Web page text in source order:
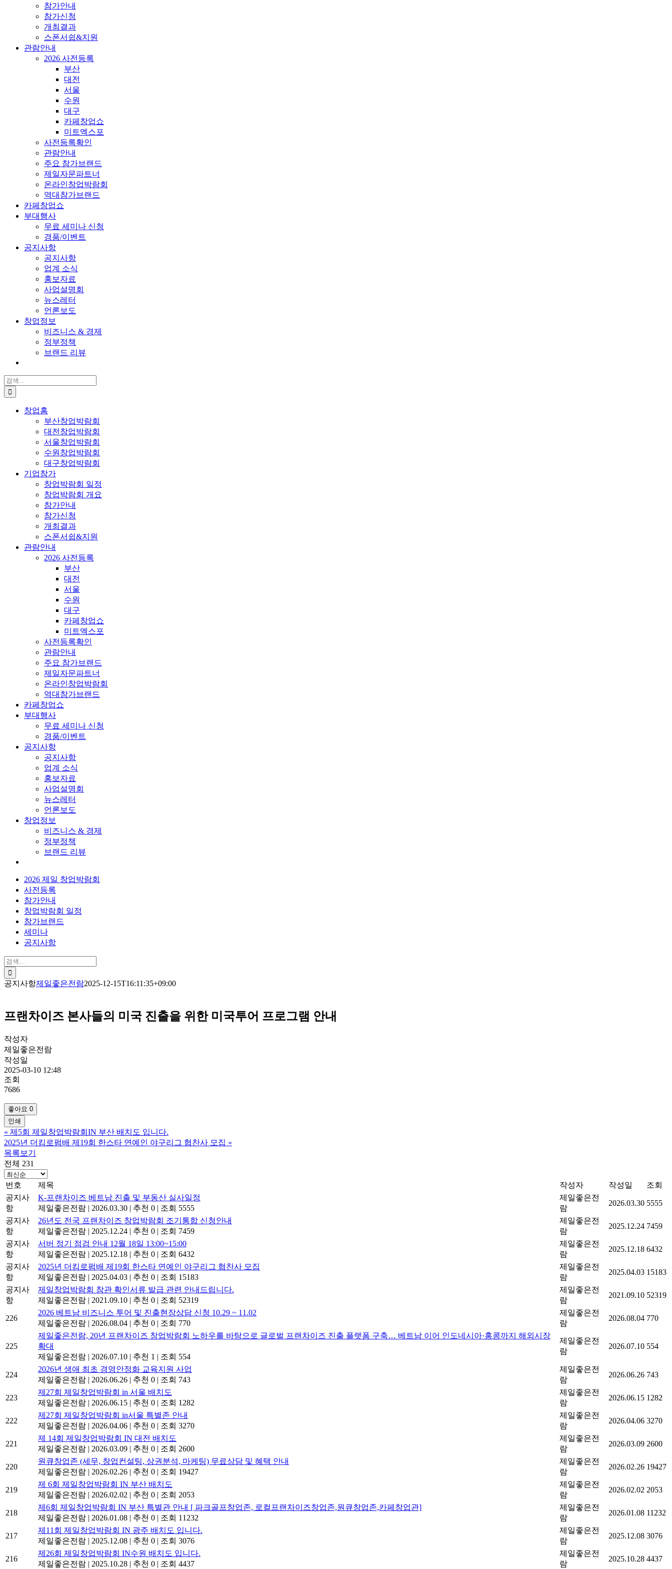
참가안내
참가신청
개최결과
스폰서쉽&지원
관람안내
2026 사전등록
부산
대전
서울
수원
대구
카페창업쇼
미트엑스포
사전등록확인
관람안내
주요 참가브랜드
제일자문파트너
온라인창업박람회
역대참가브랜드
카페창업쇼
부대행사
무료 세미나 신청
경품/이벤트
공지사항
공지사항
업계 소식
홍보자료
사업설명회
뉴스레터
언론보도
창업정보
비즈니스 & 경제
정부정책
브랜드 리뷰
검
색:
창업홈
부산창업박람회
대전창업박람회
서울창업박람회
수원창업박람회
대구창업박람회
기업참가
창업박람회 일정
창업박람회 개요
참가안내
참가신청
개최결과
스폰서쉽&지원
관람안내
2026 사전등록
부산
대전
서울
수원
대구
카페창업쇼
미트엑스포
사전등록확인
관람안내
주요 참가브랜드
제일자문파트너
온라인창업박람회
역대참가브랜드
카페창업쇼
부대행사
무료 세미나 신청
경품/이벤트
공지사항
공지사항
업계 소식
홍보자료
사업설명회
뉴스레터
언론보도
창업정보
비즈니스 & 경제
정부정책
브랜드 리뷰
2026 제일 창업박람회
사전등록
참가안내
창업박람회 일정
참가브랜드
세미나
공지사항
검
색:
공지사항제일좋은전람2025-12-15T16:11:35+09:00
프랜차이즈 본사들의 미국 진출을 위한 미국투어 프로그램 안내
작성자
제일좋은전람
작성일
2025-03-10 12:48
조회
7686
좋아요 0
인쇄
« 제5회 제일창업박람회IN 부산 배치도 입니다.
2025년 더킴로펌배 제19회 한스타 연예인 야구리그 협찬사 모집 »
목록보기
전체 231
번호 제목 작성자 작성일
조회
공지사
항
K-프랜차이즈 베트남 진출 및 부동산 실사일정
제일좋은전람 | 2026.03.30 | 추천 0 | 조회 5555
제일좋은전
람
2026.03.30 5555
공지사
항
26년도 전국 프랜차이즈 창업박람회 조기통합 신청안내
제일좋은전람 | 2025.12.24 | 추천 0 | 조회 7459
제일좋은전
람
2025.12.24 7459
공지사
항
서버 정기 점검 안내 12월 18일 13:00~15:00
제일좋은전람 | 2025.12.18 | 추천 0 | 조회 6432
제일좋은전
람
2025.12.18 6432
공지사
항
2025년 더킴로펌배 제19회 한스타 연예인 야구리그 협찬사 모집
제일좋은전람 | 2025.04.03 | 추천 0 | 조회 15183
제일좋은전
람
2025.04.03 15183
공지사
항
제일창업박람회 참관 확인서류 발급 관련 안내드립니다.
제일좋은전람 | 2021.09.10 | 추천 0 | 조회 52319
제일좋은전
람
2021.09.10 52319
226
2026 베트남 비즈니스 투어 및 진출현장상담 신청 10.29 ~ 11.02
제일좋은전람 | 2026.08.04 | 추천 0 | 조회 770
제일좋은전
람
2026.08.04 770
225
제일좋은전람, 20년 프랜차이즈 창업박람회 노하우를 바탕으로 글로벌 프랜차이즈 진출 플랫폼 구축… 베트남 이어 인도네시아·홍콩까지 해외시장
확대
제일좋은전람 | 2026.07.10 | 추천 1 | 조회 554
제일좋은전
람
2026.07.10 554
224
2026년 생애 최초 경영안정화 교육지원 사업
제일좋은전람 | 2026.06.26 | 추천 0 | 조회 743
제일좋은전
람
2026.06.26 743
223
제27회 제일창업박람회 in 서울 배치도
제일좋은전람 | 2026.06.15 | 추천 0 | 조회 1282
제일좋은전
람
2026.06.15 1282
222
제27회 제일창업박람회 in서울 특별존 안내
제일좋은전람 | 2026.04.06 | 추천 0 | 조회 3270
제일좋은전
람
2026.04.06 3270
221
제 14회 제일창업박람회 IN 대전 배치도
제일좋은전람 | 2026.03.09 | 추천 0 | 조회 2600
제일좋은전
람
2026.03.09 2600
220
원큐창업존 (세무, 창업컨설팅, 상권분석, 마케팅) 무료상담 및 혜택 안내
제일좋은전람 | 2026.02.26 | 추천 0 | 조회 19427
제일좋은전
람
2026.02.26 19427
219
제 6회 제일창업박람회 IN 부산 배치도
제일좋은전람 | 2026.02.02 | 추천 0 | 조회 2053
제일좋은전
람
2026.02.02 2053
218
제6회 제일창업박람회 IN 부산 특별관 안내 [ 파크골프창업존, 로컬프랜차이즈창업존,원큐창업존,카페창업관]
제일좋은전람 | 2026.01.08 | 추천 0 | 조회 11232
제일좋은전
람
2026.01.08 11232
217
제11회 제일창업박람회 IN 광주 배치도 입니다.
제일좋은전람 | 2025.12.08 | 추천 0 | 조회 3076
제일좋은전
람
2025.12.08 3076
216
제26회 제일창업박람회 IN수원 배치도 입니다.
제일좋은전람 | 2025.10.28 | 추천 0 | 조회 4437
제일좋은전
람
2025.10.28 4437